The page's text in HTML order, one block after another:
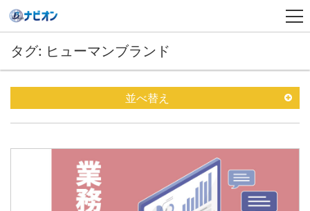
タグ: ヒューマンブランド
並べ替え